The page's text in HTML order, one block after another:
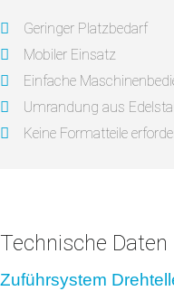
Geringer Platzbedarf
Mobiler Einsatz
Einfache
Umrandung aus
Keine Formatteile
Technische Daten
Zuführsystem